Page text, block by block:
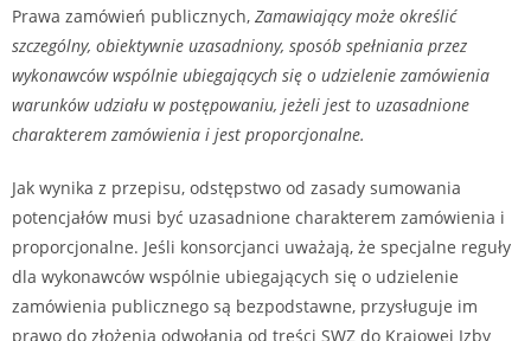
Prawa zamówień publicznych, Zamawiający może określić
szczególny, obiektywnie uzasadniony, sposób spełniania przez
wykonawców wspólnie ubiegających się o udzielenie zamówienia
warunków udziału w postępowaniu, jeżeli jest to uzasadnione
charakterem zamówienia i jest proporcjonalne.
Jak wynika z przepisu, odstępstwo od zasady sumowania
potencjałów musi być uzasadnione charakterem zamówienia i
proporcjonalne. Jeśli konsorcjanci uważają, że specjalne reguły
dla wykonawców wspólnie ubiegających się o udzielenie
zamówienia publicznego są bezpodstawne, przysługuje im
prawo do złożenia odwołania od treści SWZ do Krajowej Izby